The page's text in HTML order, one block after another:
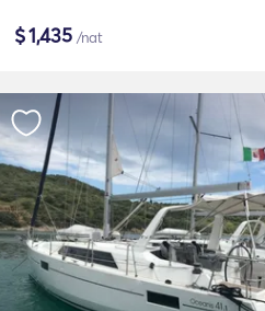
$1,435 /nat